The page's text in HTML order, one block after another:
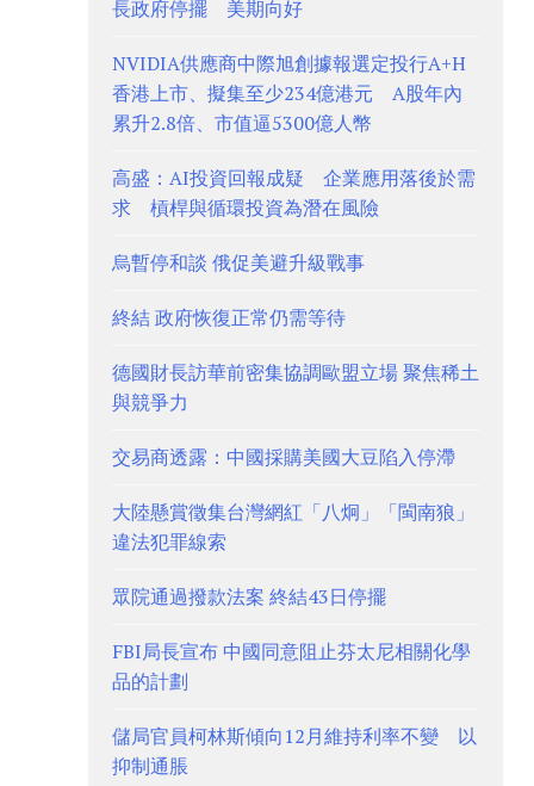
長政府停擺 美期向好
NVIDIA供應商中際旭創據報選定投行A+H
香港上市、擬集至少234億港元 A股年內
累升2.8倍、市值逼5300億人幣
高盛：AI投資回報成疑 企業應用落後於需
求 槓桿與循環投資為潛在風險
烏暫停和談 俄促美避升級戰事
終結 政府恢復正常仍需等待
德國財長訪華前密集協調歐盟立場 聚焦稀土
與競爭力
交易商透露：中國採購美國大豆陷入停滯
大陸懸賞徵集台灣網紅「八炯」「閩南狼」
違法犯罪線索
眾院通過撥款法案 終結43日停擺
FBI局長宣布 中國同意阻止芬太尼相關化學
品的計劃
儲局官員柯林斯傾向12月維持利率不變 以
抑制通脹